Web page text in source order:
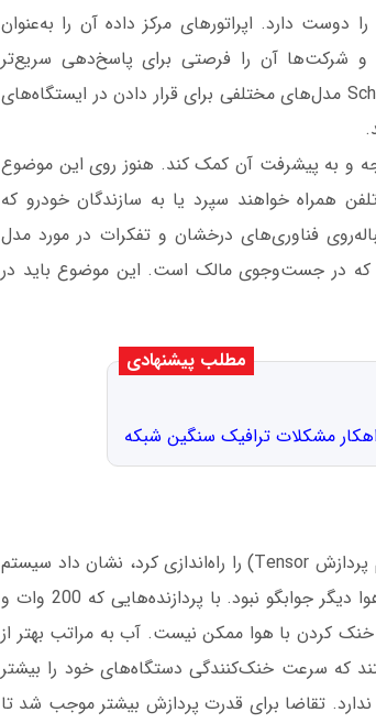
دارد. اپراتورهای مرکز داده آن را به‌عنوان
و شرکت‌ها آن را فرصتی برای پاسخ‌دهی سریع‌تر
می‌دانند. فروشندگانی مانند Vapor IO و Schneider Electric مدل‌های مختلفی برای قرار دادن در ایستگاه‌های
و به پیشرفت آن کمک کند. هنوز روی این موضوع
همراه خواهند سپرد یا به سازندگان خودرو که
فناوری‌های درخشان و تفکرات در مورد مدل
که در جست‌وجوی مالک است. این موضوع باید در
مطلب پیشنهادی
مشکلات ترافیک سنگین شبکه
هنگامی‌که گوگل نسخه 3.0 تراشه هوش مصنوعی (به نام پردازش Tensor) را راه‌اندازی کرد، نشان داد سیستم
خنک‌کنندگی آن را به آب تغییر داده، زیرا خنک کردن با هوا دیگر جوابگو نبود. با پردازنده‌هایی که 200 وات و
مصرف می‌کنند، خنک کردن با هوا ممکن نیست. آب به مراتب بهتر از
که سرعت خنک‌کنندگی دستگاه‌های خود را بیشتر
ندارد. تقاضا برای قدرت پردازش بیشتر موجب شد تا